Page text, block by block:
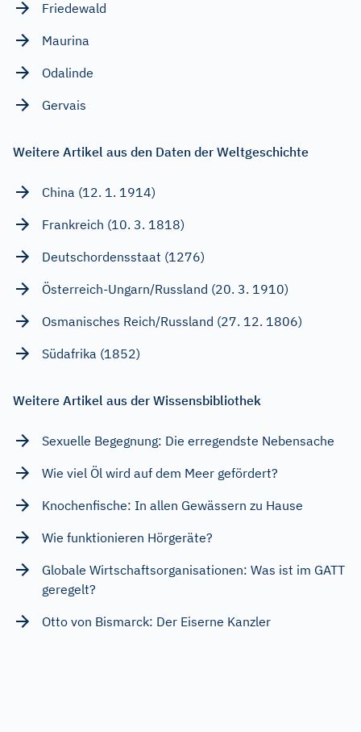
Friedewald
Maurina
Odalinde
Gervais
Weitere Artikel aus den Daten der Weltgeschichte
China (12. 1. 1914)
Frankreich (10. 3. 1818)
Deutschordensstaat (1276)
Österreich-Ungarn/Russland (20. 3. 1910)
Osmanisches Reich/Russland (27. 12. 1806)
Südafrika (1852)
Weitere Artikel aus der Wissensbibliothek
Sexuelle Begegnung: Die erregendste Nebensache
Wie viel Öl wird auf dem Meer gefördert?
Knochenfische: In allen Gewässern zu Hause
Wie funktionieren Hörgeräte?
Globale Wirtschaftsorganisationen: Was ist im GATT
geregelt?
Otto von Bismarck: Der Eiserne Kanzler